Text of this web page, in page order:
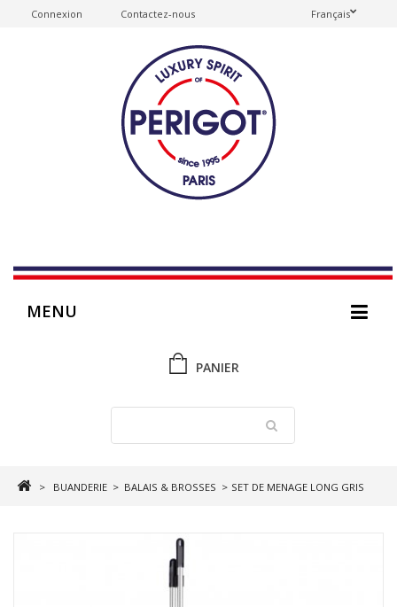
Connexion Français
Contactez-nous
MENU
PANIER
> BUANDERIE > BALAIS & BROSSES > SET DE MENAGE LONG GRIS